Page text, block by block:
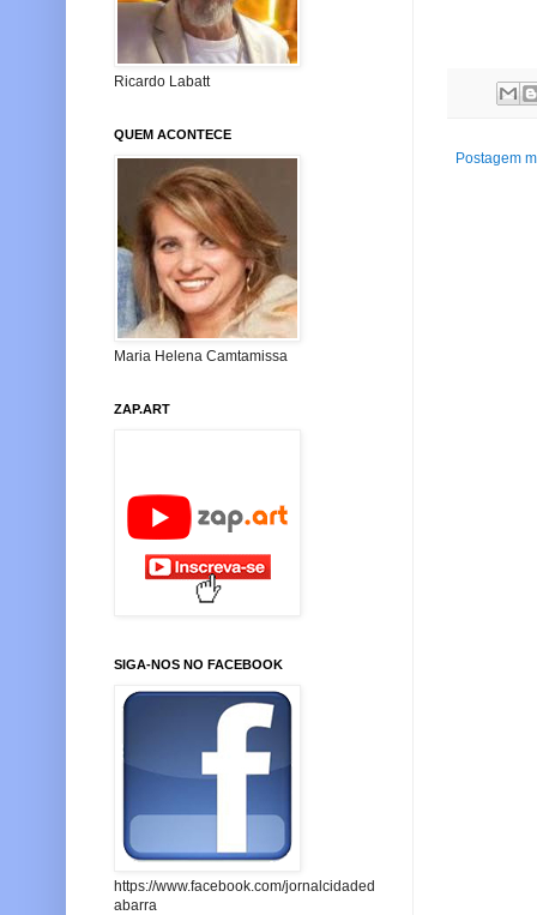
Postagem
Ricardo Labatt
QUEM ACONTECE
Maria Helena Camtamissa
ZAP.ART
SIGA-NOS NO FACEBOOK
https://www.facebook.com/jornalcidaded
abarra